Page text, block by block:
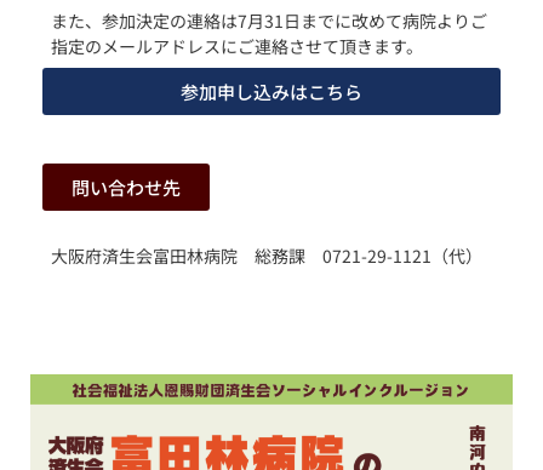
また、参加決定の連絡は7月31日までに改めて病院よりご
指定のメールアドレスにご連絡させて頂きます。
参加申し込みはこちら
問い合わせ先
大阪府済生会富田林病院 総務課 0721-29-1121（代）